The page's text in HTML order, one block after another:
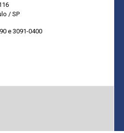
/ SP
e 3091-0400